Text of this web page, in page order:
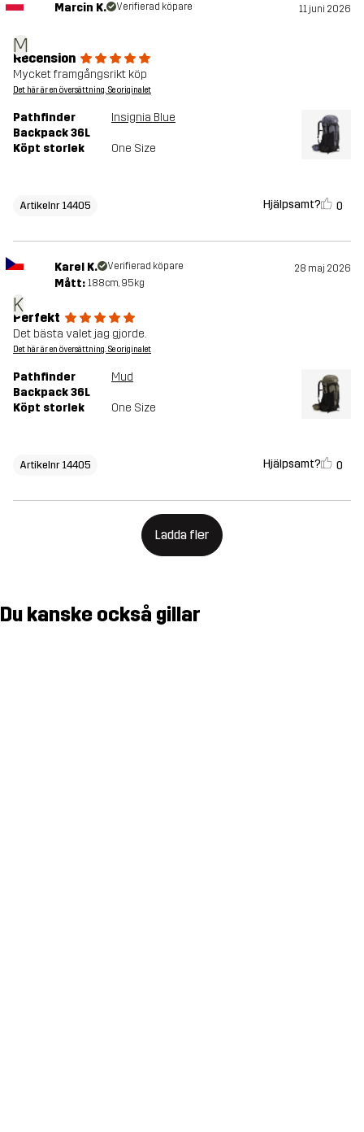
M
Marcin K. Verifierad köpare 11 juni 2026
Recension
Mycket framgångsrikt köp
Det här är en översättning. Se originalet
Pathfinder
Backpack 36L
Insignia Blue
Köpt storlek One Size
Artikelnr 14405 Hjälpsamt? 0
K
Karel K. Verifierad köpare 28 maj 2026
Mått: 188cm, 95kg
Perfekt
Det bästa valet jag gjorde.
Det här är en översättning. Se originalet
Pathfinder
Backpack 36L
Mud
Köpt storlek One Size
Artikelnr 14405 Hjälpsamt? 0
Ladda fler
Du kanske också gillar